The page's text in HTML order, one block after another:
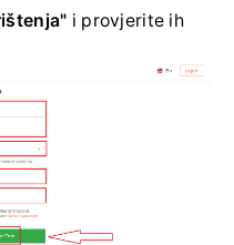
i provjerite ih